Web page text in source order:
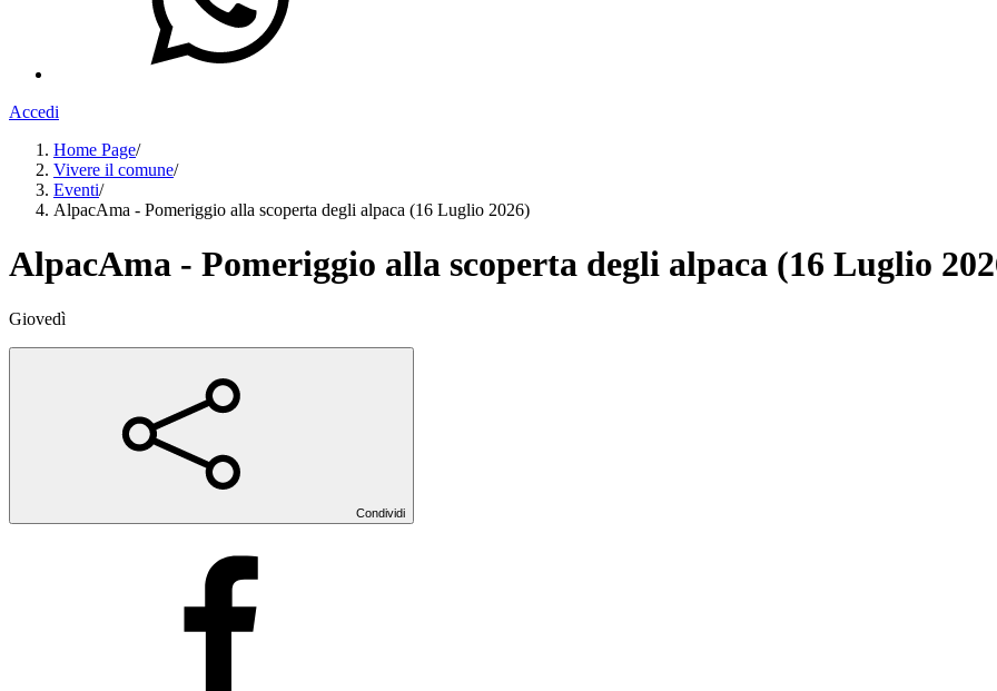
Accedi
Home Page/
Vivere il comune/
Eventi/
AlpacAma - Pomeriggio alla scoperta degli alpaca (16 Luglio 2026)
AlpacAma - Pomeriggio alla scoperta degli alpaca (16 Luglio
Giovedì
Condividi